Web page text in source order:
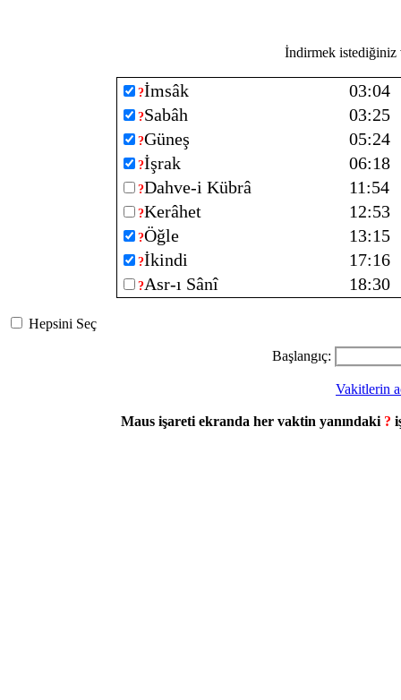
İndirmek istediğiniz
?İmsâk 03:04
?Sabâh 03:25
?Güneş 05:24
?İşrak 06:18
?Dahve-i Kübrâ 11:54
?Kerâhet 12:53
?Öğle 13:15
?İkindi 17:16
?Asr-ı Sânî 18:30
Hepsini Seç
Başlangıç:
Vakitlerin
Maus işareti ekranda her vaktin yanındaki ?